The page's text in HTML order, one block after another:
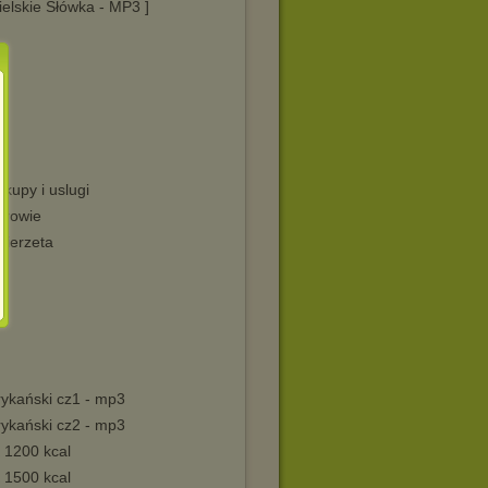
Słówka - MP3 ]
i uslugi
cz1 - mp3
cz2 - mp3
1200 kcal
1500 kcal